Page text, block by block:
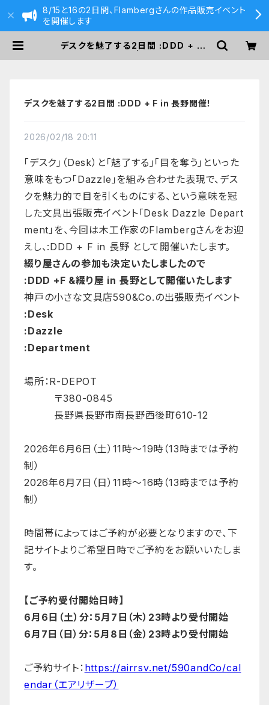
8/15と16の2日間、Flambergさんの作品販売イベント
を開催します
デスクを魅了する2日間 :DDD + F i
デスクを魅了する2日間 :DDD + F in 長野開催！
2026/02/18 20:11
「デスク」（Desk）と「魅了する」「目を奪う」といった
意味をもつ「Dazzle」を組み合わせた表現で、デス
クを魅力的で目を引くものにする、という意味を冠
した文具出張販売イベント「Desk Dazzle Depart
ment」を、今回は木工作家のFlambergさんをお迎
えし、:DDD + F in 長野 として開催いたします。
綴り屋さんの参加も決定いたしましたので
:DDD +F &綴り屋 in 長野として開催いたします
神戸の小さな文具店590&Co.の出張販売イベント
:Desk
:Dazzle
:Department
場所：R-DEPOT
〒380-0845
長野県長野市南長野西後町610-12
2026年6月6日（土）11時〜19時（13時までは予約
制）
2026年6月7日（日）11時〜16時（13時までは予約
制）
時間帯によってはご予約が必要となりますので、下
記サイトよりご希望日時でご予約をお願いいたしま
す。
【ご予約受付開始日時】
6月6日（土）分：5月7日（木）23時より受付開始
6月7日（日）分：5月8日（金）23時より受付開始
ご予約サイト： https://airrsv.net/590andCo/cal
endar（エアリザーブ）